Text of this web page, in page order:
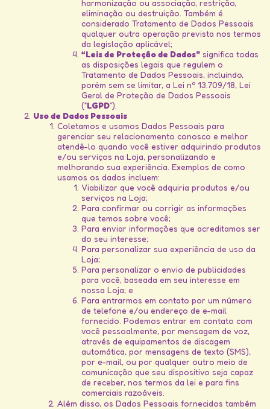
harmonização ou associação, restrição,
eliminação ou destruição. Também é
considerado Tratamento de Dados Pessoais
qualquer outra operação prevista nos termos
da legislação aplicável;
“Leis de Proteção de Dados” significa todas
as disposições legais que regulem o
Tratamento de Dados Pessoais, incluindo,
porém sem se limitar, a Lei nº 13.709/18, Lei
Geral de Proteção de Dados Pessoais
(“LGPD”).
Uso de Dados Pessoais
Coletamos e usamos Dados Pessoais para
gerenciar seu relacionamento conosco e melhor
atendê-lo quando você estiver adquirindo produtos
e/ou serviços na Loja, personalizando e
melhorando sua experiência. Exemplos de como
usamos os dados incluem:
Viabilizar que você adquiria produtos e/ou
serviços na Loja;
Para confirmar ou corrigir as informações
que temos sobre você;
Para enviar informações que acreditamos ser
do seu interesse;
Para personalizar sua experiência de uso da
Loja;
Para personalizar o envio de publicidades
para você, baseada em seu interesse em
nossa Loja; e
Para entrarmos em contato por um número
de telefone e/ou endereço de e-mail
fornecido. Podemos entrar em contato com
você pessoalmente, por mensagem de voz,
através de equipamentos de discagem
automática, por mensagens de texto (SMS),
por e-mail, ou por qualquer outro meio de
comunicação que seu dispositivo seja capaz
de receber, nos termos da lei e para fins
comerciais razoáveis.
Além disso, os Dados Pessoais fornecidos também